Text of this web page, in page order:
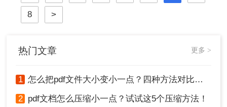
那么pdf怎么压缩到2M以内呢？其实
只需要简单的三招，就可以轻松压缩
8 >
热门文章 更多 >
1 怎么把pdf文件大小变小一点？四种方法对比，一看就懂！
2 pdf文档怎么压缩小一点？试试这5个压缩方法！